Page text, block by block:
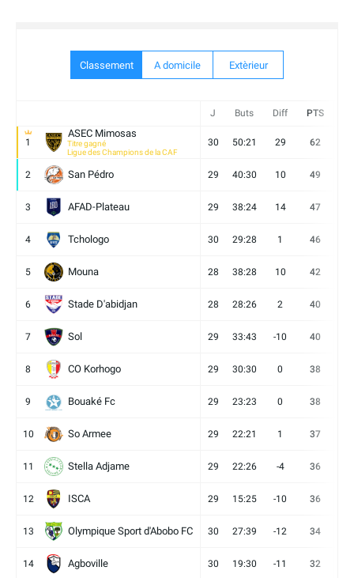
Classement A domicile Extèrieur
J Buts Diff PTS
1
ASEC Mimosas
Titre gagné
Ligue des Champions de la CAF
30 50:21 29 62
2 San Pédro 29 40:30 10 49
3 AFAD-Plateau 29 38:24 14 47
4 Tchologo 30 29:28 1 46
5 Mouna 28 38:28 10 42
6 Stade D'abidjan 28 28:26 2 40
7 Sol 29 33:43 -10 40
8 CO Korhogo 29 30:30 0 38
9 Bouaké Fc 29 23:23 0 38
10 So Armee 29 22:21 1 37
11 Stella Adjame 29 22:26 -4 36
12 ISCA 29 15:25 -10 36
13 Olympique Sport d'Abobo FC 30 27:39 -12 34
14 Agboville 30 19:30 -11 32